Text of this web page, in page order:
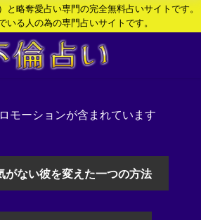
と略奪愛占い専門の完全無料占いサイトです。
いる人の為の専門占いサイトです。
モーションが含まれています
ない彼を変えた一つの方法